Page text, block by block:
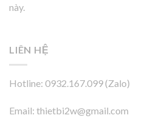
này.
LIÊN HỆ
Hotline: 0932.167.099 (Zalo)
Email: thietbi2w@gmail.com